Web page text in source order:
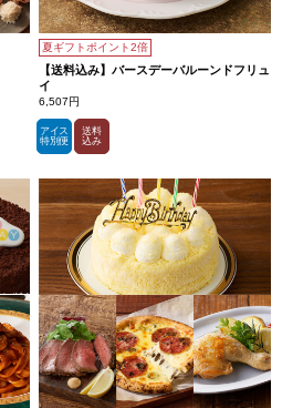
夏ギフトポイント2倍
【送料込み】バースデーバルーンドフリュ
イ
6,507円
アイス
特別便
送料
込み